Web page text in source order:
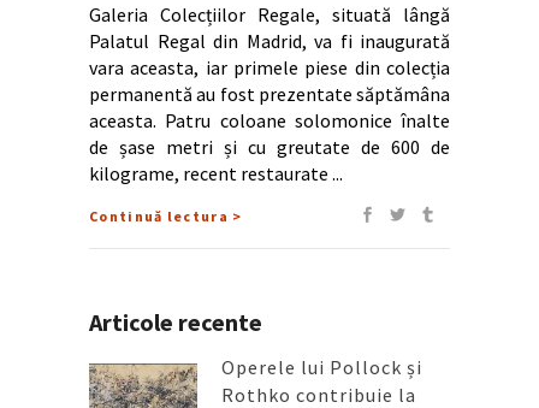
Galeria Colecțiilor Regale, situată lângă
Palatul Regal din Madrid, va fi inaugurată
vara aceasta, iar primele piese din colecția
permanentă au fost prezentate săptămâna
aceasta. Patru coloane solomonice înalte
de șase metri și cu greutate de 600 de
kilograme, recent restaurate
Continuă lectura >
Articole recente
Operele lui Pollock și
Rothko contribuie la